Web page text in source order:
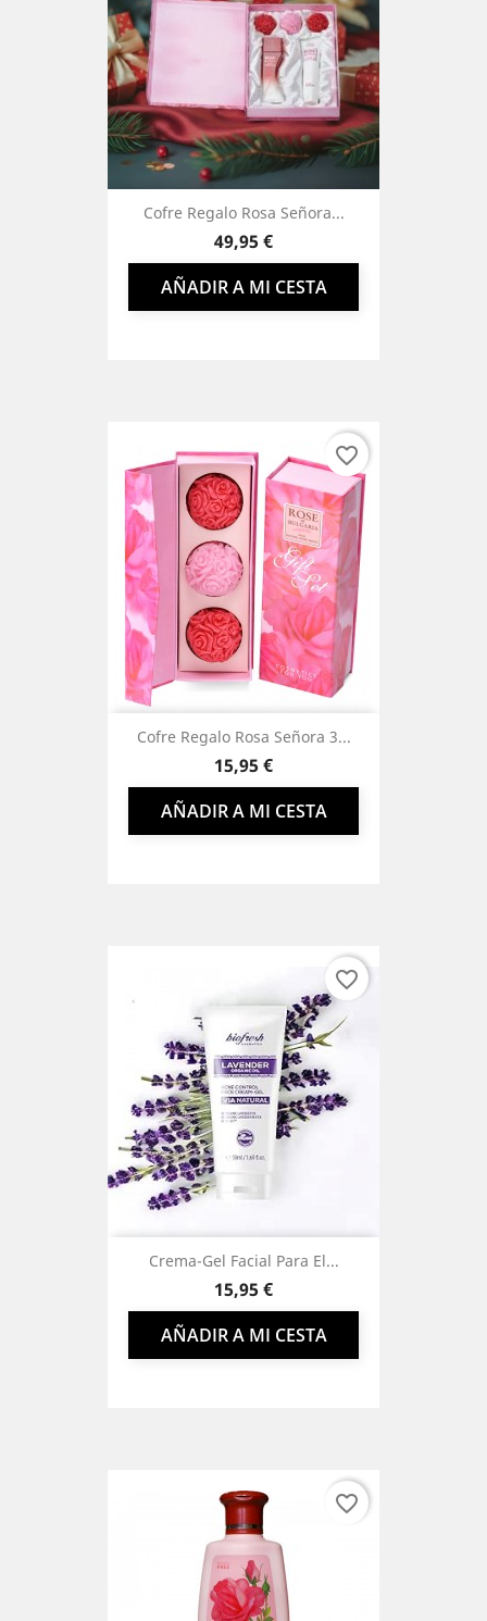
Cofre Regalo Rosa Señora...
Precio
49,95 €
AÑADIR A MI CESTA
Cofre Regalo Rosa Señora 3...
Precio
15,95 €
AÑADIR A MI CESTA
favorite_border
Crema-Gel Facial Para El...
Precio
15,95 €
AÑADIR A MI CESTA
favorite_border
favorite_border